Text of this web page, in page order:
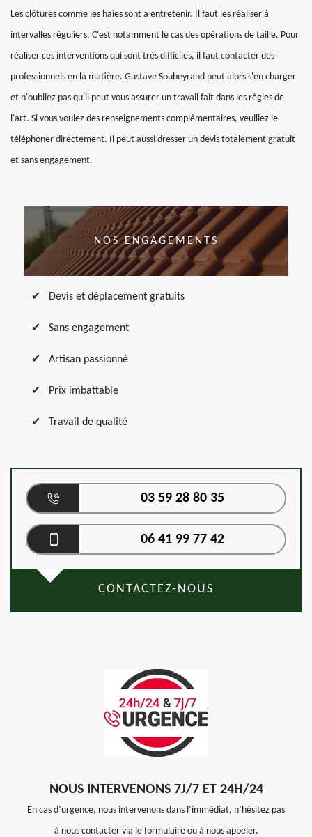
Les clôtures comme les haies sont à entretenir. Il faut les réaliser à
intervalles réguliers. C'est notamment le cas des opérations de taille. Pour
réaliser ces interventions qui sont très difficiles, il faut contacter des
professionnels en la matière. Gustave Soubeyrand peut alors s'en charger
et n'oubliez pas qu'il peut vous assurer un travail fait dans les règles de
l'art. Si vous voulez des renseignements complémentaires, veuillez le
téléphoner directement. Il peut aussi dresser un devis totalement gratuit
et sans engagement.
NOS ENGAGEMENTS
Devis et déplacement gratuits
Sans engagement
Artisan passionné
Prix imbattable
Travail de qualité
03 59 28 80 35
06 41 99 77 42
CONTACTEZ-NOUS
NOUS INTERVENONS 7J/7 ET 24H/24
En cas d’urgence, nous intervenons dans l’immédiat, n’hésitez pas
à nous contacter via le formulaire ou à nous appeler.